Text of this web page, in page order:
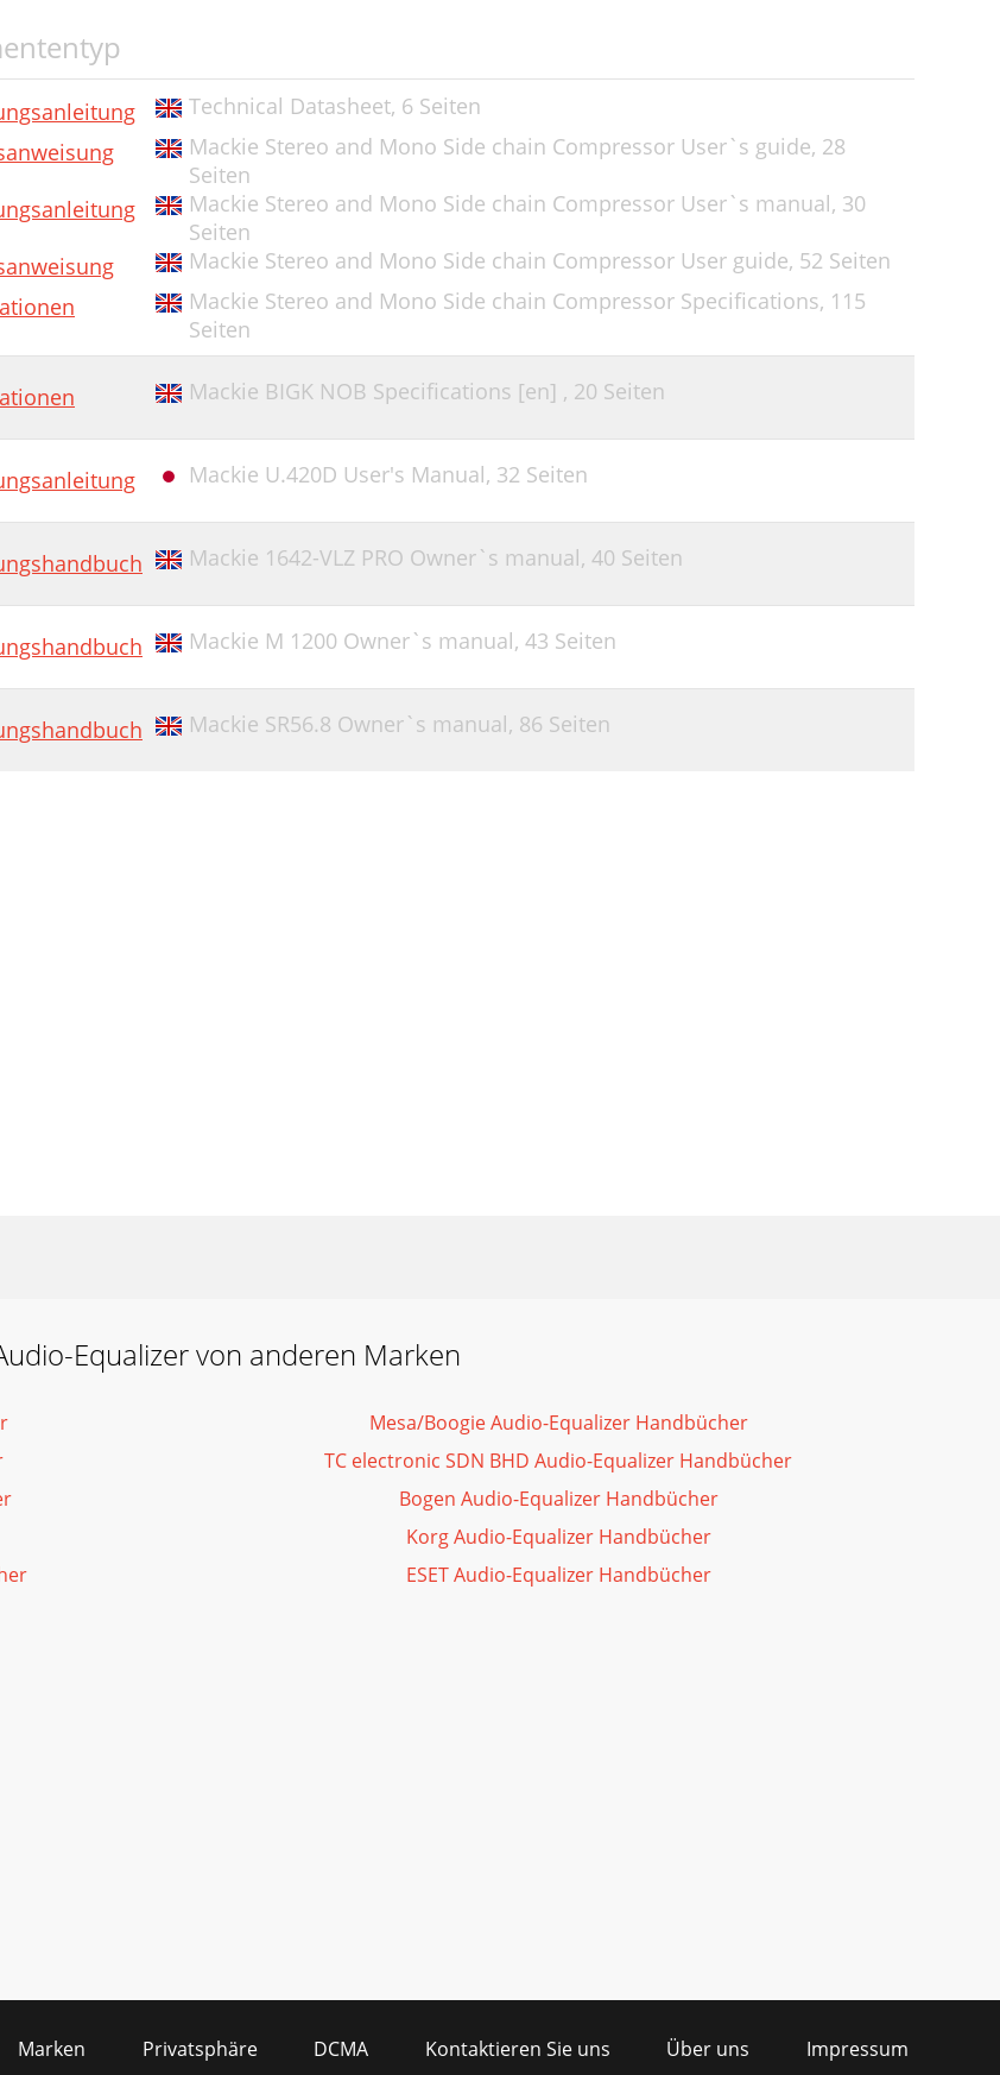
Technical Datasheet, 6 Seiten
Mackie Stereo and Mono Side chain Compressor User`s guide, 28
Seiten
Mackie Stereo and Mono Side chain Compressor User`s manual, 30
Seiten
Mackie Stereo and Mono Side chain Compressor User guide, 52 Seiten
Mackie Stereo and Mono Side chain Compressor Specifications, 115
Seiten
Mackie BIGK NOB Specifications [en] , 20 Seiten
Mackie U.420D User's Manual, 32 Seiten
Mackie 1642-VLZ PRO Owner`s manual, 40 Seiten
Mackie M 1200 Owner`s manual, 43 Seiten
Mackie SR56.8 Owner`s manual, 86 Seiten
Equalizer von anderen Marken
Mesa/Boogie Audio-Equalizer Handbücher
TC electronic SDN BHD Audio-Equalizer Handbücher
Bogen Audio-Equalizer Handbücher
Korg Audio-Equalizer Handbücher
ESET Audio-Equalizer Handbücher
Marken Privatsphäre DCMA Kontaktieren Sie uns Über uns Impressum